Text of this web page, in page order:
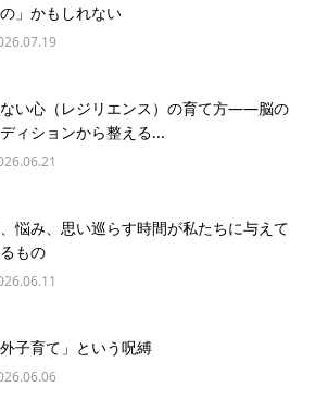
」かもしれない
い心（レジリエンス）の育て方――脳の
ィションから整える...
悩み、思い巡らす時間が私たちに与えて
もの
外子育て」という呪縛